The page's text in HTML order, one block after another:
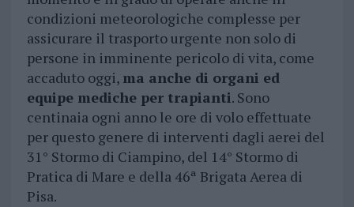
condizioni meteorologiche complesse per
assicurare il trasporto urgente non solo di
persone in imminente pericolo di vita, come
accaduto oggi, ma anche di organi ed
equipe mediche per trapianti. Sono
centinaia ogni anno le ore di volo effettuate
per questo genere di interventi dagli aerei del
31° Stormo di Ciampino, del 14° Stormo di
Pratica di Mare e della 46ª Brigata Aerea di
Pisa.